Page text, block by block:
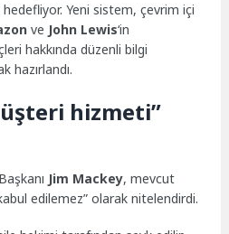
Yeni sistem, çevrim içi
ve John Lewis‘in
hakkında düzenli bilgi
hazırlandı.
hizmeti”
Jim Mackey, mevcut
edilemez” olarak nitelendirdi.